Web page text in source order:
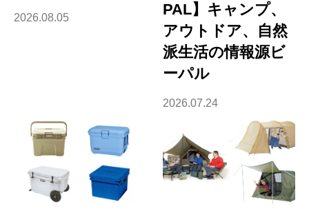
2026.08.05
PAL】キャンプ、
アウトドア、自然
派生活の情報源ビ
ーパル
2026.07.24